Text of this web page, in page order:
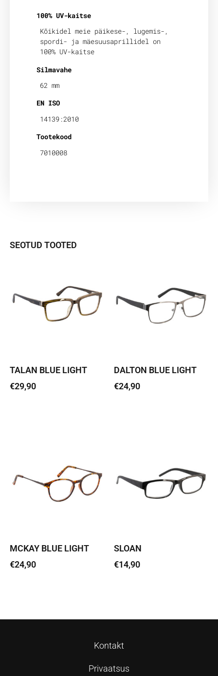
100% UV-kaitse
Kõikidel meie päikese-, lugemis-,
spordi- ja mäesuusaprillidel on
100% UV-kaitse
Silmavahe
62 mm
EN ISO
14139:2010
Tootekood
7010008
SEOTUD TOOTED
TALAN BLUE LIGHT
€29,90
DALTON BLUE LIGHT
€24,90
MCKAY BLUE LIGHT
€24,90
SLOAN
€14,90
Kontakt
Privaatsus